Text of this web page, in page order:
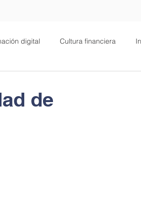
digital Cultura financiera
de